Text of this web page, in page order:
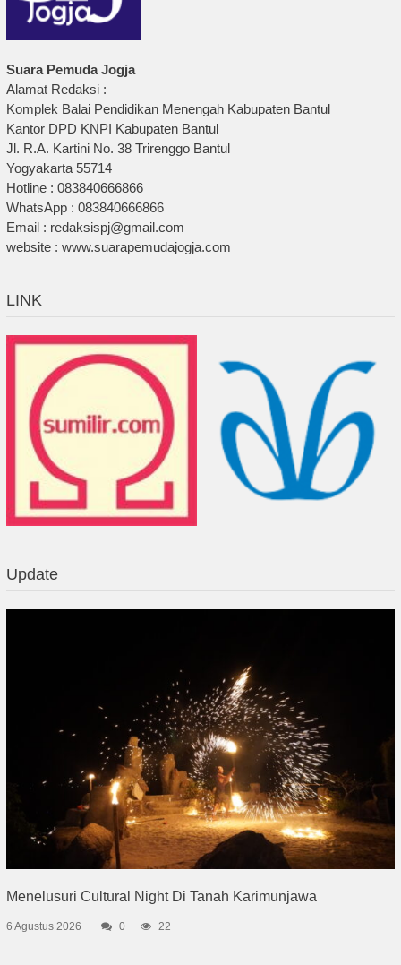
Suara Pemuda Jogja
Alamat Redaksi :
Komplek Balai Pendidikan Menengah Kabupaten Bantul
Kantor DPD KNPI Kabupaten Bantul
Jl. R.A. Kartini No. 38 Trirenggo Bantul
Yogyakarta 55714
Hotline : 083840666866
WhatsApp : 083840666866
Email : redaksispj@gmail.com
website : www.suarapemudajogja.com
LINK
Update
Menelusuri Cultural Night Di Tanah Karimunjawa
6 Agustus 2026 0 22